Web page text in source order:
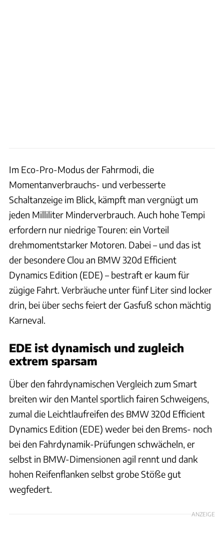
Im Eco-Pro-Modus der Fahrmodi, die
Momentanverbrauchs- und verbesserte
Schaltanzeige im Blick, kämpft man vergnügt um
jeden Milliliter Minderverbrauch. Auch hohe Tempi
erfordern nur niedrige Touren: ein Vorteil
drehmomentstarker Motoren. Dabei – und das ist
der besondere Clou an BMW 320d Efficient
Dynamics Edition (EDE) – bestraft er kaum für
zügige Fahrt. Verbräuche unter fünf Liter sind locker
drin, bei über sechs feiert der Gasfuß schon mächtig
Karneval.
EDE ist dynamisch und zugleich
extrem sparsam
Über den fahrdynamischen Vergleich zum Smart
breiten wir den Mantel sportlich fairen Schweigens,
zumal die Leichtlaufreifen des BMW 320d Efficient
Dynamics Edition (EDE) weder bei den Brems- noch
bei den Fahrdynamik-Prüfungen schwächeln, er
selbst in BMW-Dimensionen agil rennt und dank
hohen Reifenflanken selbst grobe Stöße gut
wegfedert.
ANZEIGE